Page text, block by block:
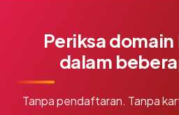
Periksa
dalam
Tanpa pendaftaran. Tanpa